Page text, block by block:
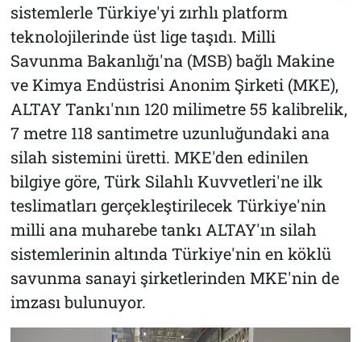
sistemlerle Türkiye'yi zırhlı platform
teknolojilerinde üst lige taşıdı. Milli
Savunma Bakanlığı'na (MSB) bağlı Makine
ve Kimya Endüstrisi Anonim Şirketi (MKE),
ALTAY Tankı'nın 120 milimetre 55 kalibrelik,
7 metre 118 santimetre uzunluğundaki ana
silah sistemini üretti. MKE'den edinilen
bilgiye göre, Türk Silahlı Kuvvetleri'ne ilk
teslimatları gerçekleştirilecek Türkiye'nin
milli ana muharebe tankı ALTAY'ın silah
sistemlerinin altında Türkiye'nin en köklü
savunma sanayi şirketlerinden MKE'nin de
imzası bulunuyor.